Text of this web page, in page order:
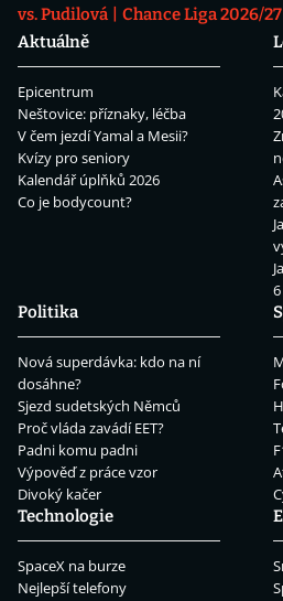
vs. Pudilová
Chance Liga 2026/27
Aktuálně
Epicentrum
Neštovice: příznaky, léčba
V čem jezdí Yamal a Mesii?
Kvízy pro seniory
Kalendář úplňků 2026
Co je bodycount?
Politika
Nová superdávka: kdo na ní
dosáhne?
Sjezd sudetských Němců
Proč vláda zavádí EET?
Padni komu padni
Výpověď z práce vzor
Divoký kačer
Technologie
SpaceX na burze
Nejlepší telefony